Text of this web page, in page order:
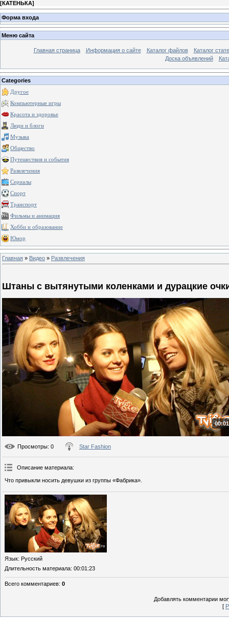
[КАТЕНЬКА]
Форма входа
Меню сайта
Главная страница Информация о сайте Каталог файлов
Каталог
Доска объявлений
Categories
Другое
Компьютерные игры
Красота и здоровье
Люди и блоги
Музыка
Общество
Путешествия и события
Развлечения
Сериалы
Спорт
Транспорт
Фильмы и анимация
Хобби и образование
Юмор
Главная » Видео » Развлечения
Штаны с вытянутыми коленками и дурацкие
Просмотры: 0 Star Fashion
Описание материала:
Что привыкли носить девушки из группы «Фабрика».
Язык: Русский
Длительность материала: 00:01:23
Всего комментариев: 0
Добавлять комментарии
[